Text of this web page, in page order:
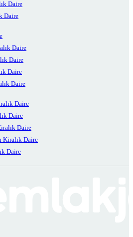
Daire
Daire
Daire
Daire
Daire
Daire
Daire
Daire
Daire
Kiralık Daire
Daire